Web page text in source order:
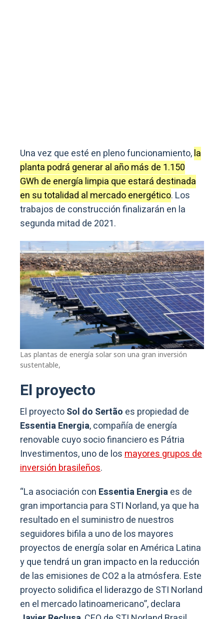
Una vez que esté en pleno funcionamiento,la
planta podrá generar al año más de 1.150
GWh de energía limpia que estará destinada
en su totalidad al mercado energético. Los
trabajos de construcción finalizarán en la
segunda mitad de 2021.
Las plantas de energía solar son una gran inversión
sustentable,
El proyecto
El proyectoSol do Sertão es propiedad de
Essentia Energia, compañía de energía
renovable cuyo socio financiero es Pátria
Investimentos, uno de losmayores grupos de
inversión brasileños.
“La asociación con Essentia Energiaes de
gran importancia para STI Norland, ya que ha
resultado en el suministro de nuestros
seguidores bifila a uno de los mayores
proyectos de energía solar en América Latina
y que tendrá un gran impacto en la reducción
de las emisiones de CO2 a la atmósfera. Este
proyecto solidifica el liderazgo de STI Norland
en el mercado latinoamericano”, declara